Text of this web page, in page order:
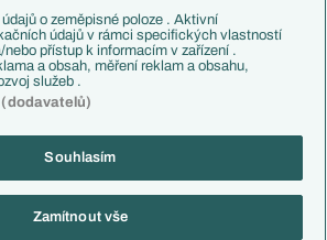
Využíváme zpravodajství ČTK.
o zpracování osobních údajů
o zeměpisné poloze . Aktivní
údajů v rámci specifických vlastností
nebo přístup k informacím v zařízení .
a obsah, měření reklam a obsahu,
služeb .
Souhlasím
Zamítnout vše